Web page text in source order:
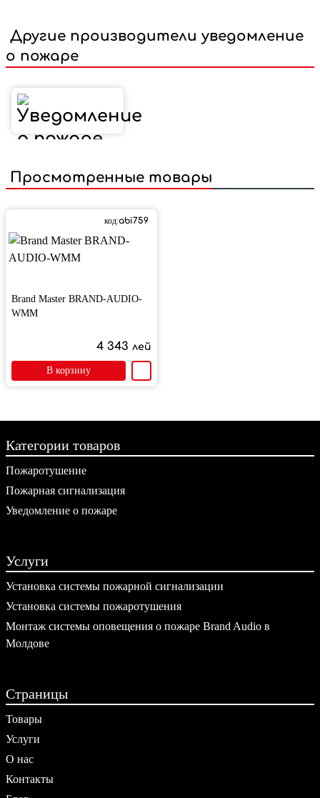
Другие производители уведомление
о пожаре
Просмотренные товары
код:abi759
Brand Master BRAND-AUDIO-
WMM
4 343 лей
В корзину
Категории товаров
Пожаротушение
Пожарная сигнализация
Уведомление о пожаре
Услуги
Установка системы пожарной сигнализации
Установка системы пожаротушения
Монтаж системы оповещения о пожаре Brand Audio в
Молдове
Страницы
Товары
Услуги
О нас
Контакты